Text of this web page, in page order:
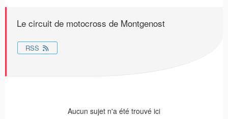
Le circuit de motocross de Montgenost
RSS
Aucun sujet n'a été trouvé ici